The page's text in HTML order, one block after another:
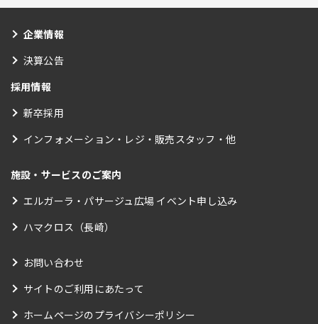
企業情報
決算公告
採用情報
新卒採用
インフォメーション・レジ・販売スタッフ・他
施設・サービスのご案内
エルガーラ・パサージュ広場 イベント申し込み
ハマクロス（長崎）
お問い合わせ
サイトのご利用にあたって
ホームページのプライバシーポリシー